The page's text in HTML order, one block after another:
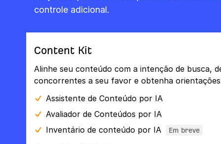
controle adicional.
Content Kit
Alinhe seu conteúdo com a intenção de busca,
concorrentes a seu favor e obtenha
Assistente de Conteúdo por IA
Avaliador de Conteúdos por IA
Inventário de conteúdo por IA
Em breve